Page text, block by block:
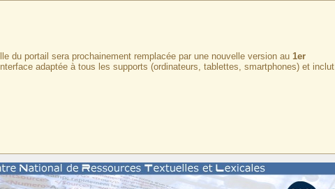
du portail sera prochainement remplacée par une nouvelle version au 1er
adaptée à tous les supports (ordinateurs, tablettes, smartphones) et inclut